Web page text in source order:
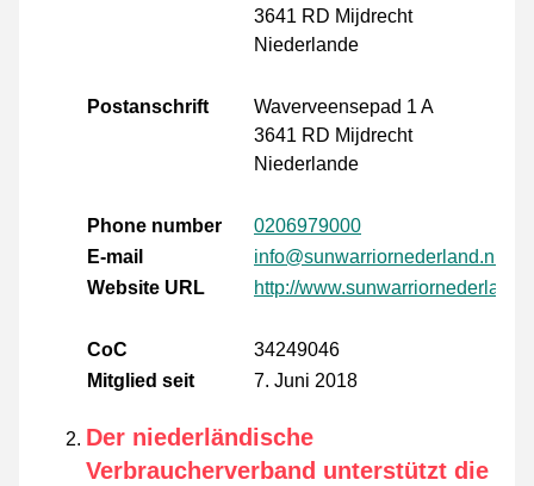
3641 RD Mijdrecht
Niederlande
Postanschrift
Waverveensepad 1 A
3641 RD Mijdrecht
Niederlande
Phone number
0206979000
E-mail
info@sunwarriornederland.nl
Website URL
http://
CoC
34249046
Mitglied seit
7. Juni 2018
Der niederländische
Verbraucherverband unterstützt die